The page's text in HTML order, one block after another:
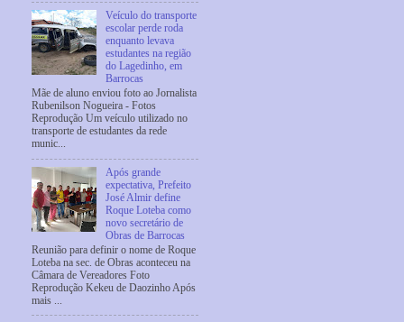
Veículo do transporte
escolar perde roda
enquanto levava
estudantes na região
do Lagedinho, em
Barrocas
Mãe de aluno enviou foto ao Jornalista
Rubenilson Nogueira - Fotos
Reprodução Um veículo utilizado no
transporte de estudantes da rede
munic...
Após grande
expectativa, Prefeito
José Almir define
Roque Loteba como
novo secretário de
Obras de Barrocas
Reunião para definir o nome de Roque
Loteba na sec. de Obras aconteceu na
Câmara de Vereadores Foto
Reprodução Kekeu de Daozinho Após
mais ...